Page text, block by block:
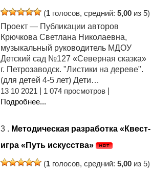
(1 голосов, средний: 5,00 из 5)
Проект — Публикации авторов
Крючкова Светлана Николаевна,
музыкальный руководитель МДОУ
Детский сад №127 «Северная сказка»
г. Петрозаводск. "Листики на дереве".
(для детей 4-5 лет) Дети…
13 10 2021
1 074 просмотров
Подробнее...
3 . Методическая разработка «Квест-
игра «Путь искусства»
(1 голосов, средний: 5,00 из 5)